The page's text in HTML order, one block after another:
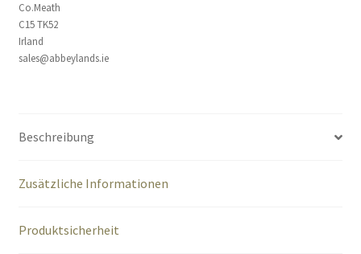
Co.Meath
C15 TK52
Irland
sales@abbeylands.ie
Beschreibung
Zusätzliche Informationen
Produktsicherheit